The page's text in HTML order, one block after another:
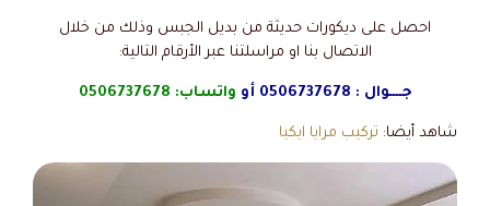
احصل على ديكورات حديثة من بديل الجبس وذلك من خلال
الاتصال بنا او مراسلتنا عبر الأرقام التالية:
جــــوال : 0506737678 أو واتساب: 0506737678
شاهد أيضا: تركيب مرايا ايكيا